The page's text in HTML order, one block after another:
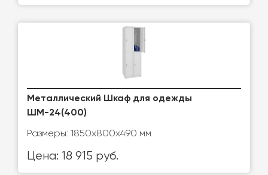
Металлический Шкаф для одежды
ШМ-24(400)
Размеры: 1850х800х490 мм
Цена: 18 915 руб.